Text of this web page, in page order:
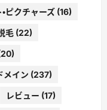
ピクチャーズ (16)
毛 (22)
メイン (237)
レビュー (17)